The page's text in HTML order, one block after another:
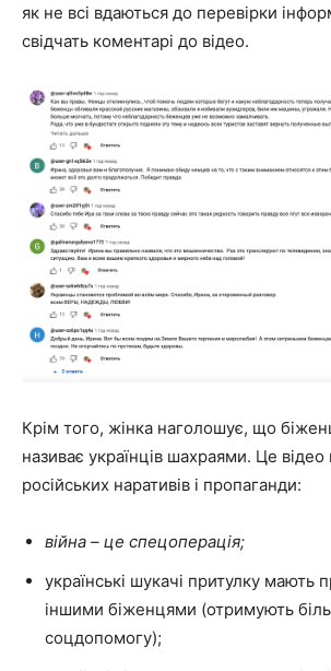
як не всі вдаються до перевірки
свідчать коментарі до відео.
Крім того, жінка наголошує, що
називає українців шахраями. Це відео
російських наративів і пропаганди:
війна – це спецоперація;
українські шукачі притулку мають
іншими біженцями (отримують
соцдопомогу);